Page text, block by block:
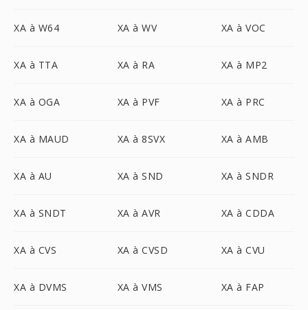
XA à W64 XA à WV XA à VOC
XA à TTA XA à RA XA à MP2
XA à OGA XA à PVF XA à PRC
XA à MAUD XA à 8SVX XA à AMB
XA à AU XA à SND XA à SNDR
XA à SNDT XA à AVR XA à CDDA
XA à CVS XA à CVSD XA à CVU
XA à DVMS XA à VMS XA à FAP